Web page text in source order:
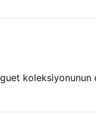
koleksiyonunun